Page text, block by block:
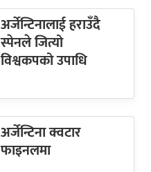
अर्जेन्टिनालाई हराउँदै
स्पेनले जित्यो
विश्वकपको उपाधि
अर्जेन्टिना क्वटार
फाइनलमा